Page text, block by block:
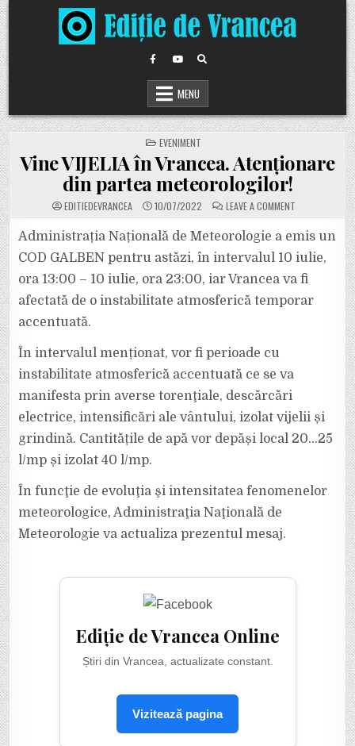
Skip
to
content
MENU
POSTED
IN
EVENIMENT
Vine VIJELIA în Vrancea. Atenționare
din partea meteorologilor!
EDITIEDEVRANCEA 10/07/2022 LEAVE A COMMENTON
VINE
ÎN
VRANCEA.
ATENȚIONARE
DIN
PARTEA
Administrația Națională de Meteorologie a emis un
COD GALBEN pentru astăzi, în intervalul 10 iulie,
ora 13:00 – 10 iulie, ora 23:00, iar Vrancea va fi
afectată de o instabilitate atmosferică temporar
accentuată.
În intervalul menționat, vor fi perioade cu
instabilitate atmosferică accentuată ce se va
manifesta prin averse torenţiale, descărcări
electrice, intensificări ale vântului, izolat vijelii și
grindină. Cantitățile de apă vor depăși local 20…25
l/mp și izolat 40 l/mp.
În funcţie de evoluţia şi intensitatea fenomenelor
meteorologice, Administraţia Naţională de
Meteorologie va actualiza prezentul mesaj.
Ediție de Vrancea Online
Știri din Vrancea, actualizate constant.
Vizitează pagina